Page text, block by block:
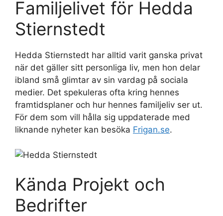
Familjelivet för Hedda
Stiernstedt
Hedda Stiernstedt har alltid varit ganska privat
när det gäller sitt personliga liv, men hon delar
ibland små glimtar av sin vardag på sociala
medier. Det spekuleras ofta kring hennes
framtidsplaner och hur hennes familjeliv ser ut.
För dem som vill hålla sig uppdaterade med
liknande nyheter kan besöka Frigan.se.
Kända Projekt och
Bedrifter